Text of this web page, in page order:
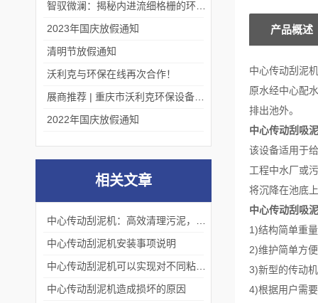
产品概述
中心传动刮泥
原水经中心配
排出池外。
中心传动刮吸
该设备适用于
工程中水厂或
将沉降在池底
中心传动刮吸
1)结构简单重
2)维护简单方
3)新型的传动
4)根据用户需
2023年国庆放假通知
清明节放假通知
沃利克与环保在线再次合作！
2022年国庆放假通知
相关文章
中心传动刮泥机安装事项说明
中心传动刮泥机造成损坏的原因